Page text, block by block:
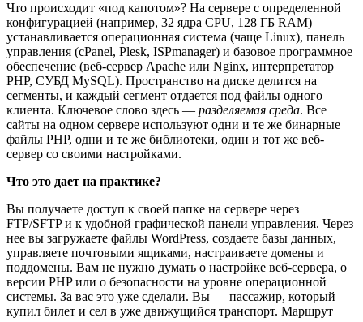
Что происходит «под капотом»? На сервере с определенной
конфигурацией (например, 32 ядра CPU, 128 ГБ RAM)
устанавливается операционная система (чаще Linux), панель
управления (cPanel, Plesk, ISPmanager) и базовое программное
обеспечение (веб-сервер Apache или Nginx, интерпретатор
PHP, СУБД MySQL). Пространство на диске делится на
сегменты, и каждый сегмент отдается под файлы одного
клиента. Ключевое слово здесь — разделяемая среда. Все
сайты на одном сервере используют одни и те же бинарные
файлы PHP, одни и те же библиотеки, один и тот же веб-
сервер со своими настройками.
Что это дает на практике?
Вы получаете доступ к своей папке на сервере через
FTP/SFTP и к удобной графической панели управления. Через
нее вы загружаете файлы WordPress, создаете базы данных,
управляете почтовыми ящиками, настраиваете домены и
поддомены. Вам не нужно думать о настройке веб-сервера, о
версии PHP или о безопасности на уровне операционной
системы. За вас это уже сделали. Вы — пассажир, который
купил билет и сел в уже движущийся транспорт. Маршрут